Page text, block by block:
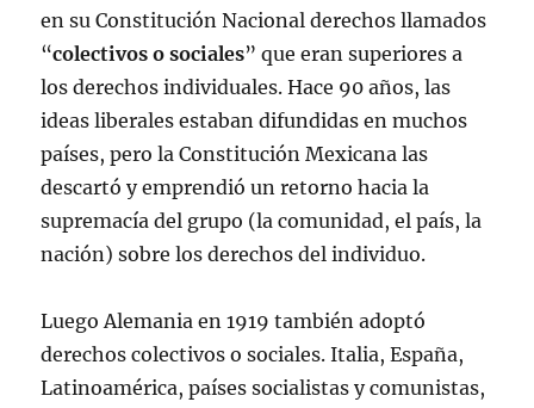
en su Constitución Nacional derechos llamados
“colectivos o sociales” que eran superiores a
los derechos individuales. Hace 90 años, las
ideas liberales estaban difundidas en muchos
países, pero la Constitución Mexicana las
descartó y emprendió un retorno hacia la
supremacía del grupo (la comunidad, el país, la
nación) sobre los derechos del individuo.
Luego Alemania en 1919 también adoptó
derechos colectivos o sociales. Italia, España,
Latinoamérica, países socialistas y comunistas,